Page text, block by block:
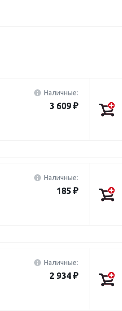
Наличные:
3 609 ₽
Наличные:
185 ₽
Наличные:
2 934 ₽